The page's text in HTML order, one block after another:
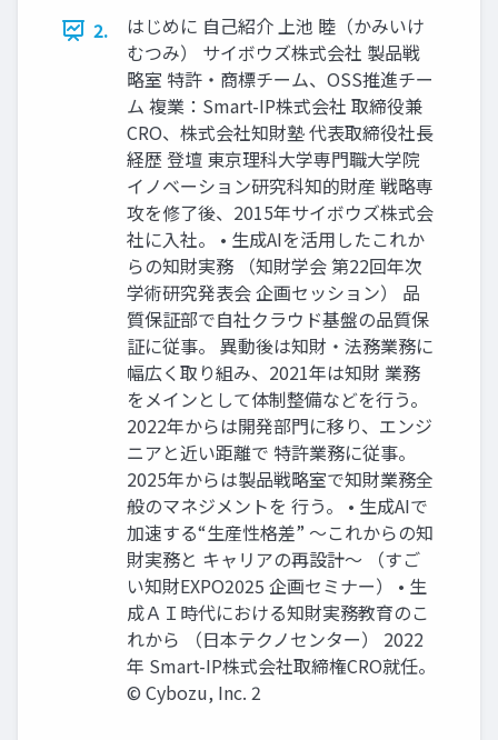
2.
はじめに 自己紹介 上池 睦（かみいけ
むつみ） サイボウズ株式会社 製品戦
略室 特許・商標チーム、OSS推進チー
ム 複業：Smart-IP株式会社 取締役兼
CRO、株式会社知財塾 代表取締役社長
経歴 登壇 東京理科大学専門職大学院
イノベーション研究科知的財産 戦略専
攻を修了後、2015年サイボウズ株式会
社に入社。 • 生成AIを活用したこれか
らの知財実務 （知財学会 第22回年次
学術研究発表会 企画セッション） 品
質保証部で自社クラウド基盤の品質保
証に従事。 異動後は知財・法務業務に
幅広く取り組み、2021年は知財 業務
をメインとして体制整備などを行う。
2022年からは開発部門に移り、エンジ
ニアと近い距離で 特許業務に従事。
2025年からは製品戦略室で知財業務全
般のマネジメントを 行う。 • 生成AIで
加速する“生産性格差” ～これからの知
財実務と キャリアの再設計～ （すご
い知財EXPO2025 企画セミナー） • 生
成ＡＩ時代における知財実務教育のこ
れから （日本テクノセンター） 2022
年 Smart-IP株式会社取締権CRO就任。
©️ Cybozu, Inc. 2